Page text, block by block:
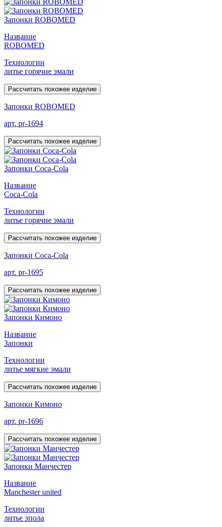
Запонки ROBOMED
Название
ROBOMED
Технологии
литье горячие эмали
Рассчитать похожее изделие
Запонки ROBOMED
арт. pr-1694
Рассчитать похожее изделие
Запонки Coca-Cola
Название
Coca-Cola
Технологии
литье горячие эмали
Рассчитать похожее изделие
Запонки Coca-Cola
арт. pr-1695
Рассчитать похожее изделие
Запонки Кимоно
Название
Запонки
Технологии
литье мягкие эмали
Рассчитать похожее изделие
Запонки Кимоно
арт. pr-1696
Рассчитать похожее изделие
Запонки Манчестер
Название
Manchester united
Технологии
литье эпола